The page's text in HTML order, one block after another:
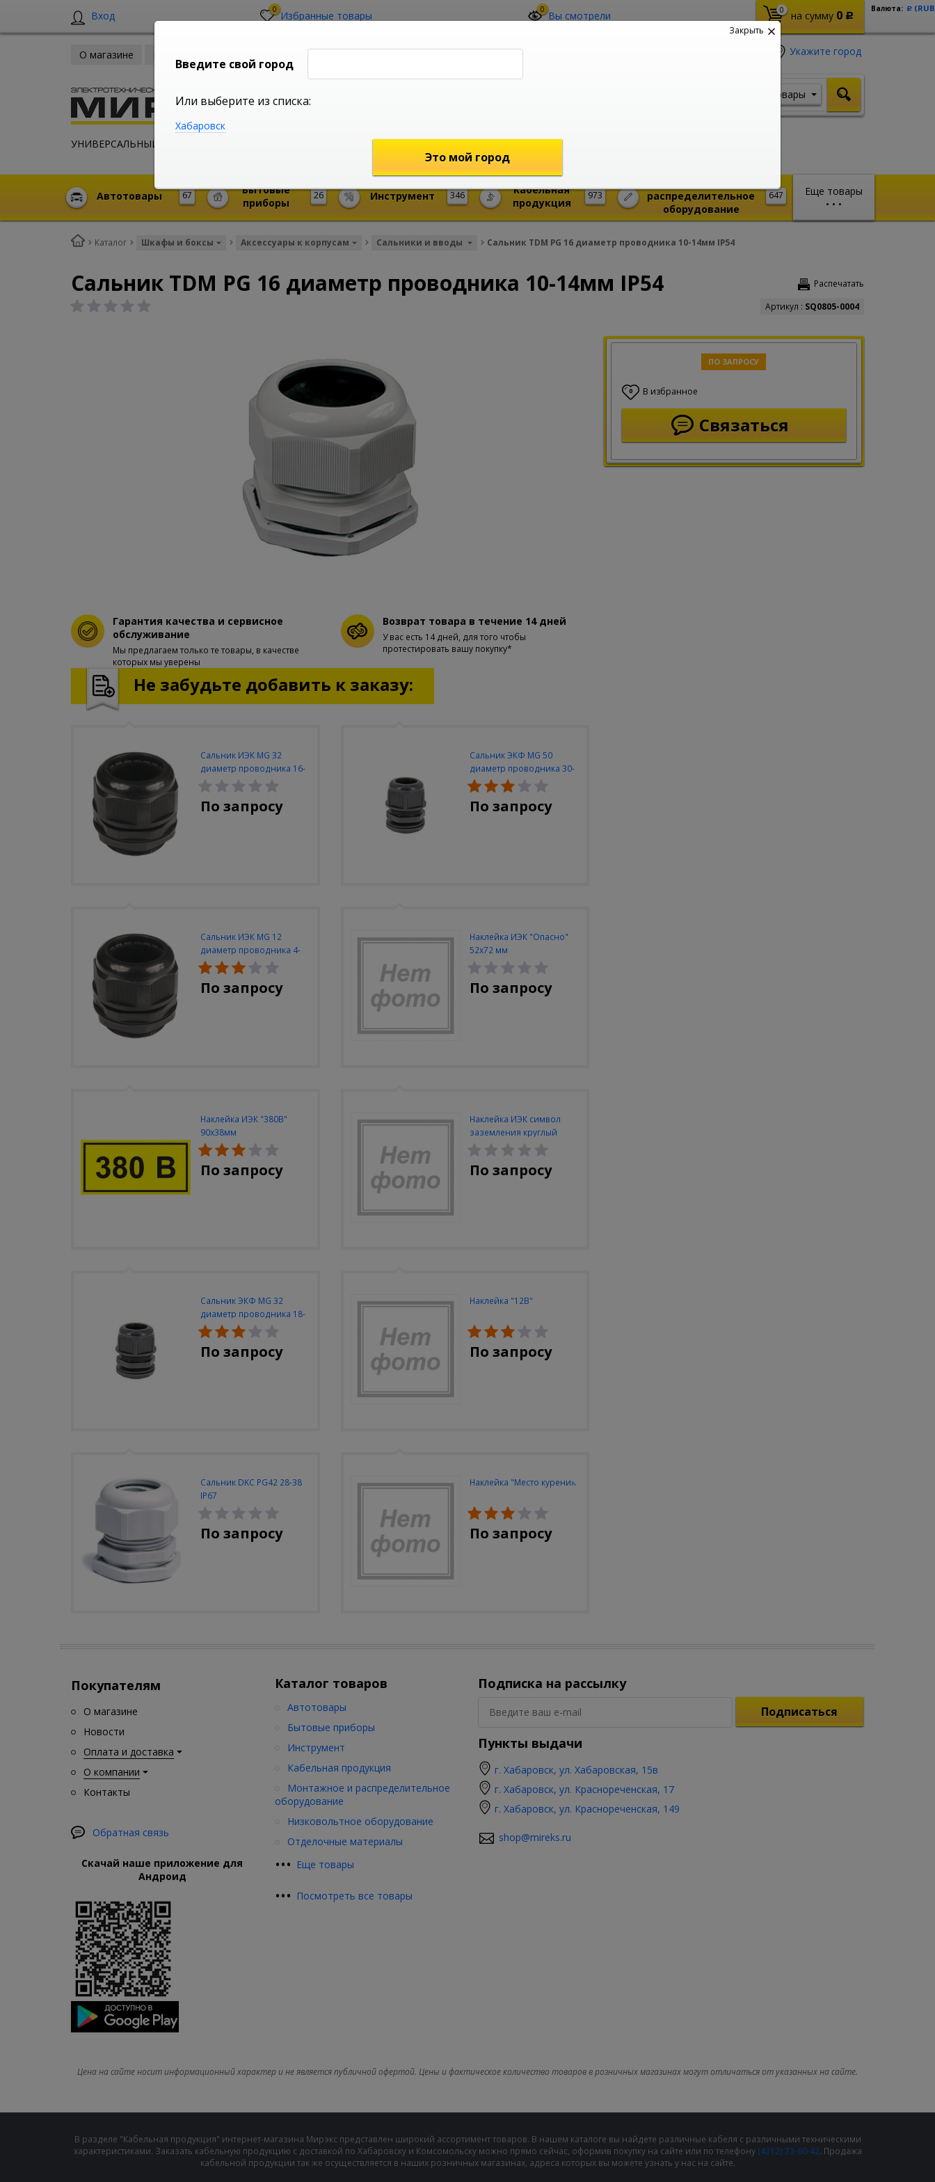
Вход 0 Избранные товары 0 Вы смотрели 0 на сумму 0 Р
Валюта: Р
О магазине
УНИВЕРСАЛЬНЫЙ ИНТЕРНЕТ МАГАЗИН
Укажите город
shop@mireks.ru
Товары
Еще товары
• • •
67
Автотовары 26
Бытовые
приборы
346
Инструмент 973
Кабельная
продукция
647
распределительное
оборудование
Каталог Шкафы и боксы Аксессуары к корпусам Сальники и вводы Сальник TDM PG 16 диаметр проводника 10-14мм IP54
Распечатать
Сальник TDM PG 16 диаметр проводника 10-14мм IP54
Артикул : SQ0805-0004
ПО ЗАПРОСУ
0 В избранное
Связаться
Гарантия качества и сервисное
обслуживание
Мы предлагаем только те товары, в качестве
которых мы уверены
Возврат товара в течение 14 дней
У вас есть 14 дней, для того чтобы
протестировать вашу покупку*
Не забудьте добавить к заказу:
Сальник ИЭК MG 32
диаметр проводника 16-
24мм IP68
По запросу
Сальник ЭКФ MG 50
диаметр проводника 30-
42мм IP68
По запросу
Сальник ИЭК MG 12
диаметр проводника 4-
7мм IP68
По запросу
Наклейка ИЭК "Опасно"
52х72 мм
По запросу
Наклейка ИЭК "380В"
90х38мм
По запросу
Наклейка ИЭК символ
заземления круглый
По запросу
Сальник ЭКФ MG 32
диаметр проводника 18-
25мм IP68
По запросу
Наклейка "12В"
По запросу
Сальник DKC PG42 28-38
IP67
По запросу
Наклейка "Место курения"
По запросу
Покупателям
О магазине
Новости
Оплата и доставка
О компании
Контакты
Обратная связь
Скачай наше приложение для
Андроид
Каталог товаров
••• Еще товары
Автотовары
Бытовые приборы
Инструмент
Кабельная продукция
Монтажное и распределительное
оборудование
Низковольтное оборудование
Отделочные материалы
••• Посмотреть все товары
Подписка на рассылку
Подписаться
Пункты выдачи
г. Хабаровск, ул. Хабаровская, 15в
г. Хабаровск, ул. Краснореченская, 17
г. Хабаровск, ул. Краснореченская, 149
shop@mireks.ru
Цена на сайте носит информационный характер и не является публичной офертой. Цены и фактическое количество товаров в розничных магазинах могут отличаться от указанных на сайте.
В разделе "Кабельная продукция" интернет-магазина Мирэкс представлен широкий ассортимент товаров. В нашем каталоге вы найдете различные кабеля с различными техническими
характеристиками. Заказать кабельную продукцию с доставкой по Хабаровску и Комсомольску можно прямо сейчас, оформив покупку на сайте или по телефону (4212) 73-60-42. Продажа
кабельной продукции так же осуществляется в наших розничных магазинах, адреса которых вы можете узнать у нас на сайте.
Закрыть
Введите свой город
Или выберите из списка:
Хабаровск
Это мой город